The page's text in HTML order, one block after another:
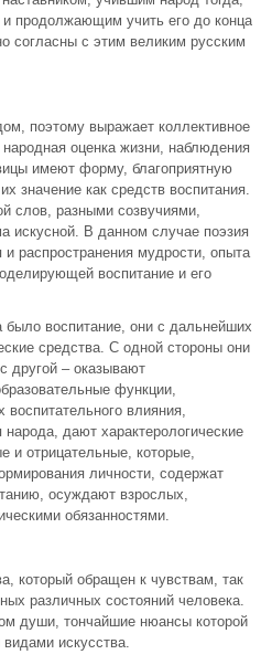
продолжающим учить его до конца
согласны с этим великим русским
поэтому выражает коллективное
оценка жизни, наблюдения
имеют форму, благоприятную
значение как средств воспитания.
слов, разными созвучиями,
искусной. В данном случае поэзия
распространения мудрости, опыта
воспитание и его
было воспитание, они с дальнейших
средства. С одной стороны они
другой – оказывают
функции,
влияния,
дают характерологические
и отрицательные, которые,
личности, содержат
осуждают взрослых,
обязанностями.
который обращен к чувствам, так
различных состояний человека.
души, тончайшие нюансы которой
искусства.